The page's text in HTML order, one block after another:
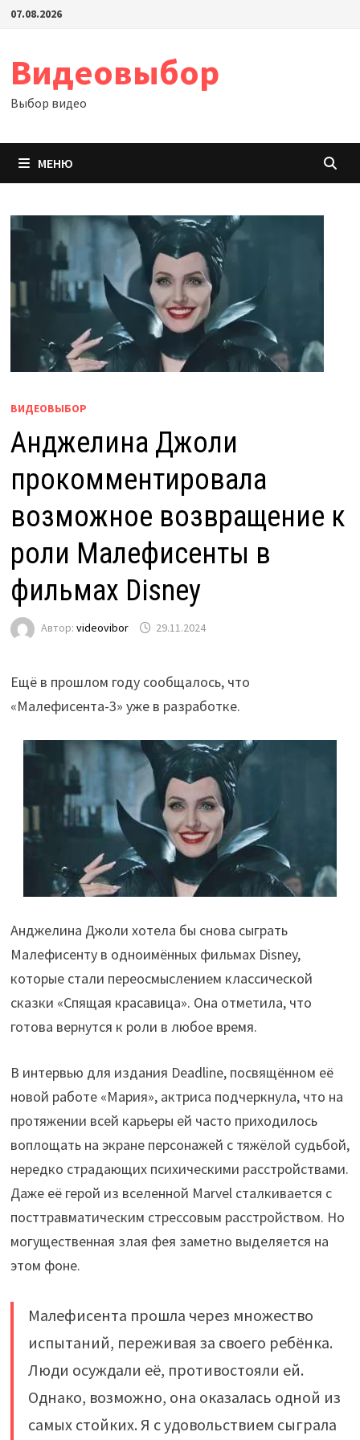
Перейти
07.08.2026
Видеовыбор
Выбор видео
МЕНЮ
ВИДЕОВЫБОР
Анджелина Джоли
прокомментировала
возможное возвращение к
роли Малефисенты в
фильмах Disney
Автор: videovibor 29.11.2024
Ещё в прошлом году сообщалось, что
«Малефисента-3» уже в разработке.
Анджелина Джоли хотела бы снова сыграть
Малефисенту в одноимённых фильмах Disney,
которые стали переосмыслением классической
сказки «Спящая красавица». Она отметила, что
готова вернутся к роли в любое время.
В интервью для издания Deadline, посвящённом её
новой работе «Мария», актриса подчеркнула, что на
протяжении всей карьеры ей часто приходилось
воплощать на экране персонажей с тяжёлой судьбой,
нередко страдающих психическими расстройствами.
Даже её герой из вселенной Marvel сталкивается с
посттравматическим стрессовым расстройством. Но
могущественная злая фея заметно выделяется на
этом фоне.
Малефисента прошла через множество
испытаний, переживая за своего ребёнка.
Люди осуждали её, противостояли ей.
Однако, возможно, она оказалась одной из
самых стойких. Я с удовольствием сыграла